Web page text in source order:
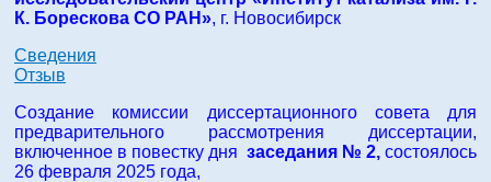
К. Борескова СО РАН», г. Новосибирск
Сведения
Отзыв
Создание комиссии диссертационного совета для
предварительного рассмотрения диссертации,
включенное в повестку дня заседания № 2, состоялось
26 февраля 2025 года,